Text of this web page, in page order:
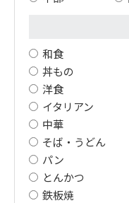
和食
丼もの
洋食
イタリアン
中華
そば・うどん
パン
とんかつ
鉄板焼